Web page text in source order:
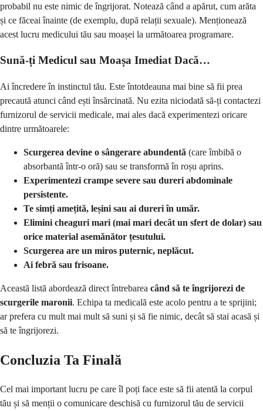
probabil nu este nimic de îngrijorat. Notează când a apărut, cum arăta
și ce făceai înainte (de exemplu, după relații sexuale). Menționează
acest lucru medicului tău sau moașei la următoarea programare.
Sună-ți Medicul sau Moașa Imediat Dacă…
Ai încredere în instinctul tău. Este întotdeauna mai bine să fii prea
precaută atunci când ești însărcinată. Nu ezita niciodată să-ți contactezi
furnizorul de servicii medicale, mai ales dacă experimentezi oricare
dintre următoarele:
Scurgerea devine o sângerare abundentă (care îmbibă o
absorbantă într-o oră) sau se transformă în roșu aprins.
Experimentezi crampe severe sau dureri abdominale
persistente.
Te simți amețită, leșini sau ai dureri în umăr.
Elimini cheaguri mari (mai mari decât un sfert de dolar) sau
orice material asemănător țesutului.
Scurgerea are un miros puternic, neplăcut.
Ai febră sau frisoane.
Această listă abordează direct întrebarea când să te îngrijorezi de
scurgerile maronii. Echipa ta medicală este acolo pentru a te sprijini;
ar prefera cu mult mai mult să suni și să fie nimic, decât să stai acasă și
să te îngrijorezi.
Concluzia Ta Finală
Cel mai important lucru pe care îl poți face este să fii atentă la corpul
tău și să menții o comunicare deschisă cu furnizorul tău de servicii